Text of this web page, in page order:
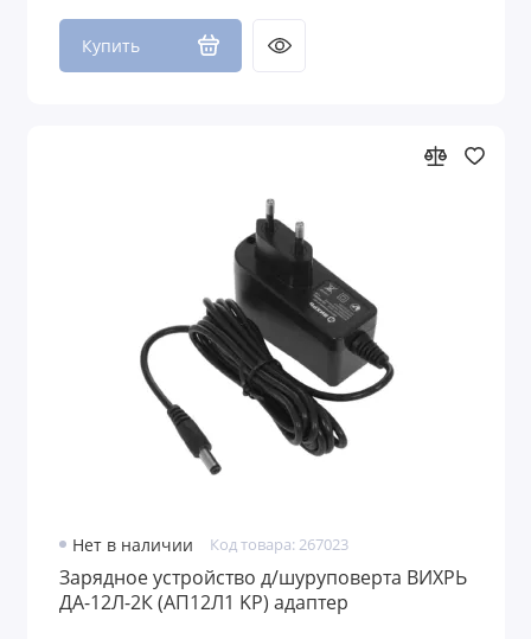
Купить
Нет в наличии Код товара: 267023
Зарядное устройство д/шуруповерта ВИХРЬ
ДА-12Л-2К (АП12Л1 KP) адаптер